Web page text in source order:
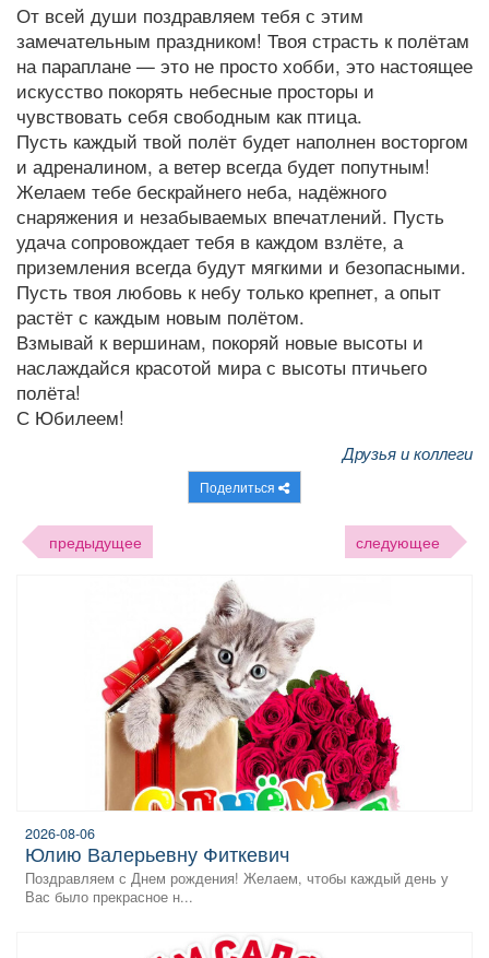
От всей души поздравляем тебя с этим
замечательным праздником! Твоя страсть к полётам
на параплане — это не просто хобби, это настоящее
искусство покорять небесные просторы и
чувствовать себя свободным как птица.
Пусть каждый твой полёт будет наполнен восторгом
и адреналином, а ветер всегда будет попутным!
Желаем тебе бескрайнего неба, надёжного
снаряжения и незабываемых впечатлений. Пусть
удача сопровождает тебя в каждом взлёте, а
приземления всегда будут мягкими и безопасными.
Пусть твоя любовь к небу только крепнет, а опыт
растёт с каждым новым полётом.
Взмывай к вершинам, покоряй новые высоты и
наслаждайся красотой мира с высоты птичьего
полёта!
С Юбилеем!
Друзья и коллеги
Поделиться
следующее
предыдущее
2026-08-06
Юлию Валерьевну Фиткевич
Поздравляем с Днем рождения! Желаем, чтобы каждый день у
Вас было прекрасное н...